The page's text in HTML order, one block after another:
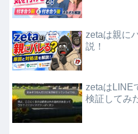
zetaは親に
説！
zetaはLINE
検証してみ